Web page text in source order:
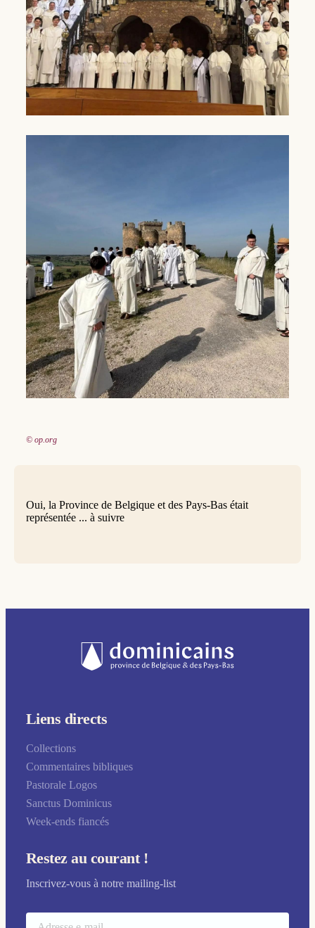
© op.org
Oui, la Province de Belgique et des Pays-Bas était
représentée ... à suivre
Liens directs
Collections
Commentaires bibliques
Pastorale Logos
Sanctus Dominicus
Week-ends fiancés
Restez au courant !
Inscrivez-vous à notre mailing-list